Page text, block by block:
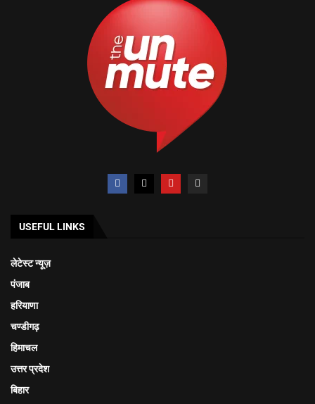
USEFUL LINKS
लेटेस्ट न्यूज़
पंजाब
हरियाणा
चण्डीगढ़
हिमाचल
उत्तर प्रदेश
बिहार